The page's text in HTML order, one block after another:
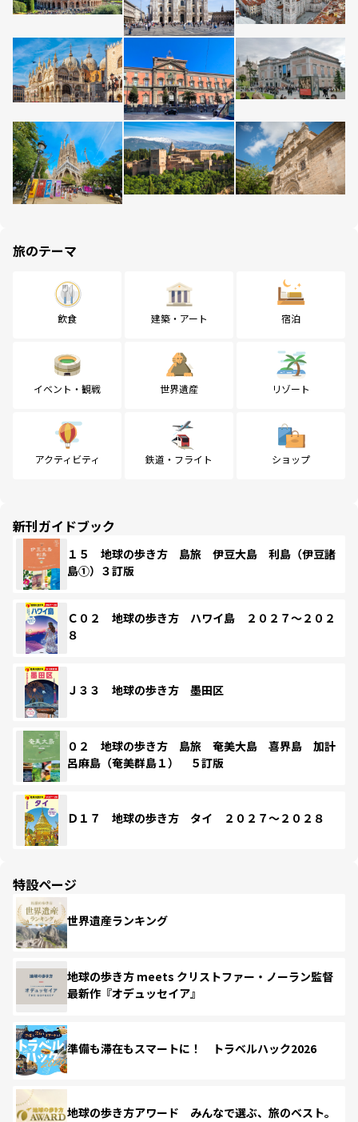
旅のテーマ
飲食 建築・アート 宿泊
イベント・観戦 世界遺産 リゾート
アクティビティ 鉄道・フライト ショップ
新刊ガイドブック
１５ 地球の歩き方 島旅 伊豆大島 利島（伊豆諸
島①）３訂版
Ｃ０２ 地球の歩き方 ハワイ島 ２０２７～２０２
８
Ｊ３３ 地球の歩き方 墨田区
０２ 地球の歩き方 島旅 奄美大島 喜界島 加計
呂麻島（奄美群島１） ５訂版
Ｄ１７ 地球の歩き方 タイ ２０２７～２０２８
特設ページ
世界遺産ランキング
地球の歩き方 meets クリストファー・ノーラン監督
最新作『オデュッセイア』
準備も滞在もスマートに！ トラベルハック2026
地球の歩き方アワード みんなで選ぶ、旅のベスト。